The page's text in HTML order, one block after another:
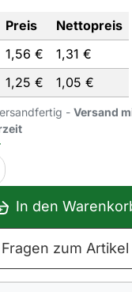
Preis
Nettopreis
1,56 € 1,31 €
1,25 € 1,05 €
- Versand
In den
Fragen zum Artikel